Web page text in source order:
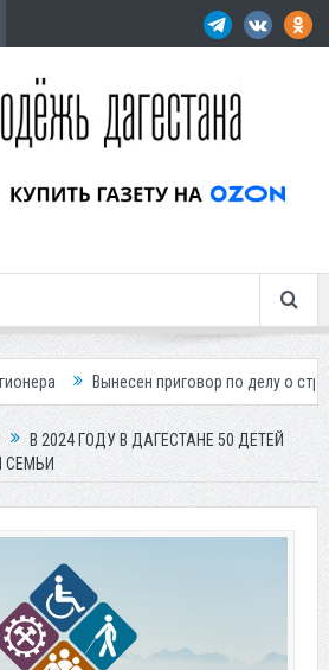
Вынесен приговор по делу о строительстве
В 2024 ГОДУ В ДАГЕСТАНЕ 50 ДЕТЕЙ
СЕМЬИ